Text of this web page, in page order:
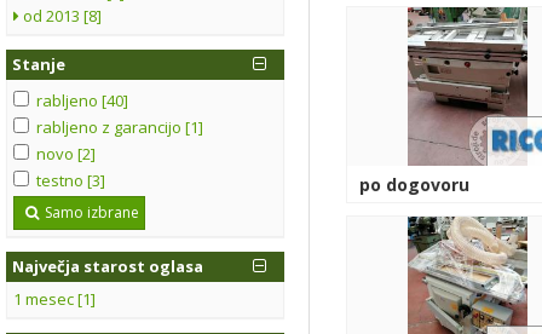
od 2013 [8]
Stanje
rabljeno [40]
rabljeno z garancijo [1]
novo [2]
testno [3]
Samo izbrane
Največja starost oglasa
1 mesec [1]
po dogovoru